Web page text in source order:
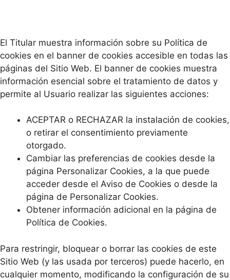
El Titular muestra información sobre su Política de
cookies en el banner de cookies accesible en todas las
páginas del Sitio Web. El banner de cookies muestra
información esencial sobre el tratamiento de datos y
permite al Usuario realizar las siguientes acciones:
ACEPTAR o RECHAZAR la instalación de cookies,
o retirar el consentimiento previamente
otorgado.
Cambiar las preferencias de cookies desde la
página Personalizar Cookies, a la que puede
acceder desde el Aviso de Cookies o desde la
página de Personalizar Cookies.
Obtener información adicional en la página de
Política de Cookies.
Para restringir, bloquear o borrar las cookies de este
Sitio Web (y las usada por terceros) puede hacerlo, en
cualquier momento, modificando la configuración de su